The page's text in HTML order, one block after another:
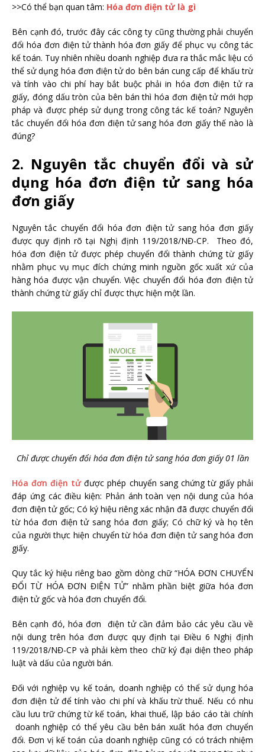
>>Có thể bạn quan tâm: Hóa đơn điện tử là gì
Bên cạnh đó, trước đây các công ty cũng thường phải chuyển
đổi hóa đơn điện tử thành hóa đơn giấy để phục vụ công tác
kế toán. Tuy nhiên nhiều doanh nghiệp đưa ra thắc mắc liệu có
thể sử dụng hóa đơn điện tử do bên bán cung cấp để khấu trừ
và tính vào chi phí hay bắt buộc phải in hóa đơn điện tử ra
giấy, đóng dấu tròn của bên bán thì hóa đơn điện tử mới hợp
pháp và được phép sử dụng trong công tác kế toán? Nguyên
tắc chuyển đổi hóa đơn điện tử sang hóa đơn giấy thế nào là
đúng?
2. Nguyên tắc chuyển đổi và sử
dụng hóa đơn điện tử sang hóa
đơn giấy
Nguyên tắc chuyển đổi hóa đơn điện tử sang hóa đơn giấy
được quy định rõ tại Nghị định 119/2018/NĐ-CP. Theo đó,
hóa đơn điện tử được phép chuyển đổi thành chứng từ giấy
nhằm phục vụ mục đích chứng minh nguồn gốc xuất xứ của
hàng hóa được vận chuyển. Việc chuyển đổi hóa đơn điện tử
thành chứng từ giấy chỉ được thực hiện một lần.
Chỉ được chuyển đổi hóa đơn điện tử sang hóa đơn giấy 01 lần
Hóa đơn điện tửđược phép chuyển sang chứng từ giấy phải
đáp ứng các điều kiện: Phản ánh toàn vẹn nội dung của hóa
đơn điện tử gốc; Có ký hiệu riêng xác nhận đã được chuyển đổi
từ hóa đơn điện tử sang hóa đơn giấy; Có chữ ký và họ tên
của người thực hiện chuyển từ hóa đơn điện tử sang hóa đơn
giấy.
Quy tắc ký hiệu riêng bao gồm dòng chữ “HÓA ĐƠN CHUYỂN
ĐỔI TỪ HÓA ĐƠN ĐIỆN TỬ” nhằm phần biệt giữa hóa đơn
điện tử gốc và hóa đơn chuyển đổi.
Bên cạnh đó, hóa đơn điện tử cần đảm bảo các yêu cầu về
nội dung trên hóa đơn được quy định tại Điều 6 Nghị định
119/2018/NĐ-CP và phải kèm theo chữ ký đại diện theo pháp
luật và dấu của người bán.
Đối với nghiệp vụ kế toán, doanh nghiệp có thể sử dụng hóa
đơn điện tử để tính vào chi phí và khấu trừ thuế. Nếu có nhu
cầu lưu trữ chứng từ kế toán, khai thuế, lập báo cáo tài chính
doanh nghiệp có thể yêu cầu bên bán xuất hóa đơn chuyển
đổi. Đơn vị kế toán của doanh nghiệp cũng có có trách nhiệm